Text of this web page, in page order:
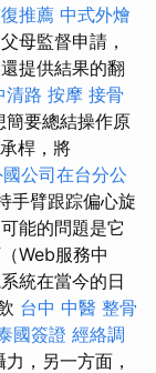
推薦 中式外燴
母監督申請，
提供結果的翻
清路 按摩 接骨
簡要總結操作原
桿，將
公司在台分公
手臂跟踪偏心旋
能的問題是它
Web服務中
統在當今的日
台中 中醫 整骨
國簽證 經絡調
，另一方面，